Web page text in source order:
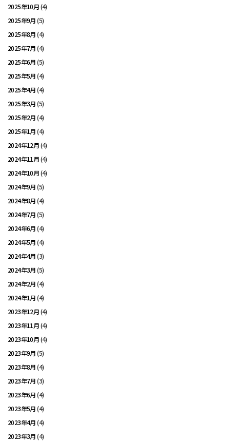
2025年10月(4)
2025年9月(5)
2025年8月(4)
2025年7月(4)
2025年6月(5)
2025年5月(4)
2025年4月(4)
2025年3月(5)
2025年2月(4)
2025年1月(4)
2024年12月(4)
2024年11月(4)
2024年10月(4)
2024年9月(5)
2024年8月(4)
2024年7月(5)
2024年6月(4)
2024年5月(4)
2024年4月(3)
2024年3月(5)
2024年2月(4)
2024年1月(4)
2023年12月(4)
2023年11月(4)
2023年10月(4)
2023年9月(5)
2023年8月(4)
2023年7月(3)
2023年6月(4)
2023年5月(4)
2023年4月(4)
2023年3月(4)